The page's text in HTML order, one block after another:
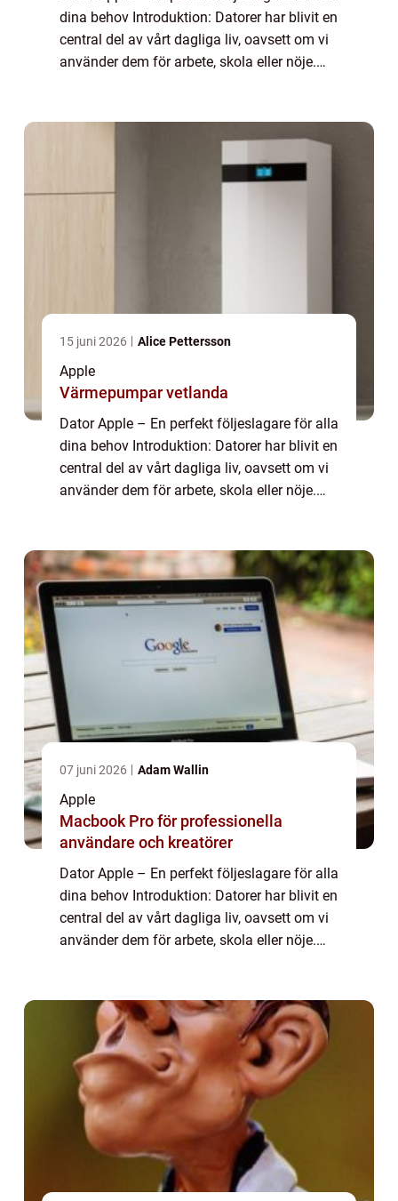
dina behov Introduktion: Datorer har blivit en
central del av vårt dagliga liv, oavsett om vi
använder dem för arbete, skola eller nöje.
15 juni 2026 Alice Pettersson
Apple
Värmepumpar vetlanda
Dator Apple – En perfekt följeslagare för alla
dina behov Introduktion: Datorer har blivit en
central del av vårt dagliga liv, oavsett om vi
använder dem för arbete, skola eller nöje.
07 juni 2026 Adam Wallin
Apple
Macbook Pro för professionella
användare och kreatörer
Dator Apple – En perfekt följeslagare för alla
dina behov Introduktion: Datorer har blivit en
central del av vårt dagliga liv, oavsett om vi
använder dem för arbete, skola eller nöje.